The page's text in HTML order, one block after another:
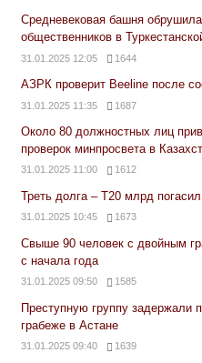
Средневековая башня
общественников в
31.01.2025 12:05 1644
АЗРК проверит Beeline после
31.01.2025 11:35 1687
Около 80 должностных лиц
проверок минпросвета в
31.01.2025 11:00 1612
Треть долга – Т20 млрд
31.01.2025 10:45 1673
Свыше 90 человек с двойным
с начала года
31.01.2025 09:50 1585
Преступную группу задержали
грабеже в Астане
31.01.2025 09:40 1639